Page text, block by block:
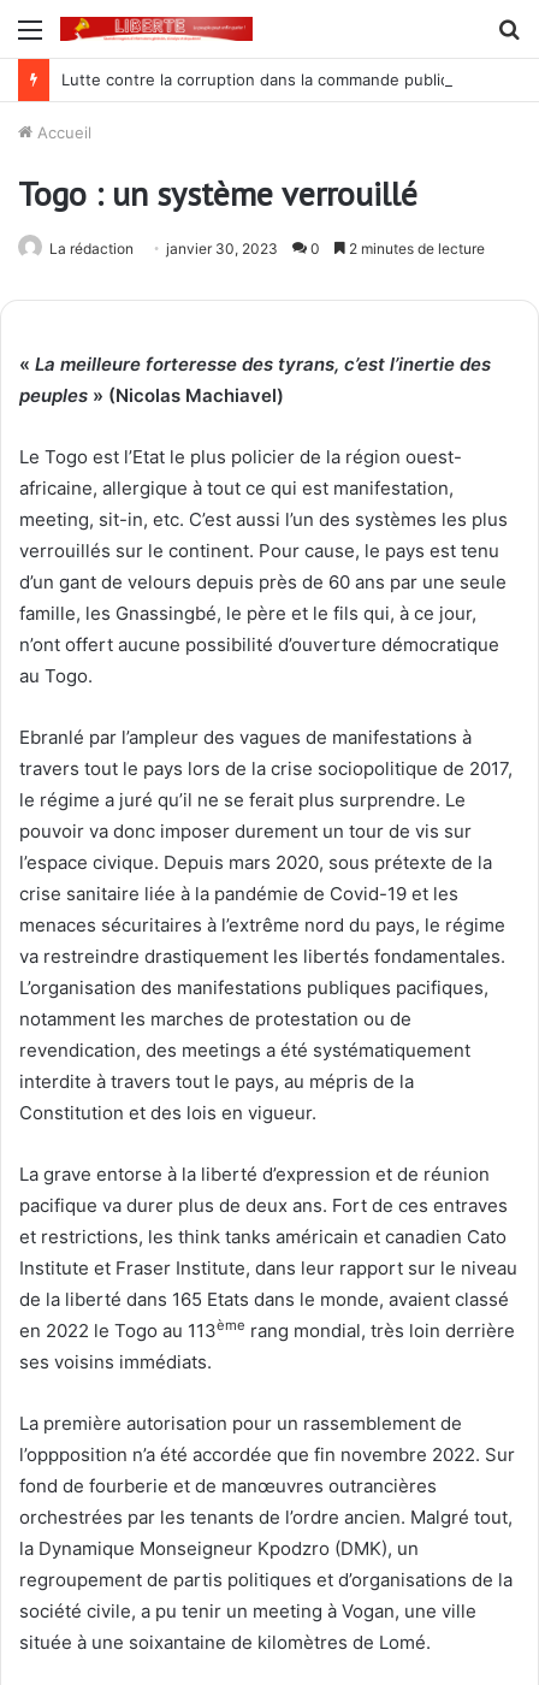
Menu
Accueil
Togo : un système verrouillé
La rédaction janvier 30, 2023 0 2 minutes de lecture
« La meilleure forteresse des tyrans, c’est l’inertie des
peuples » (Nicolas Machiavel)
Le Togo est l’Etat le plus policier de la région ouest-
africaine, allergique à tout ce qui est manifestation,
meeting, sit-in, etc. C’est aussi l’un des systèmes les plus
verrouillés sur le continent. Pour cause, le pays est tenu
d’un gant de velours depuis près de 60 ans par une seule
famille, les Gnassingbé, le père et le fils qui, à ce jour,
n’ont offert aucune possibilité d’ouverture démocratique
au Togo.
Ebranlé par l’ampleur des vagues de manifestations à
travers tout le pays lors de la crise sociopolitique de 2017,
le régime a juré qu’il ne se ferait plus surprendre. Le
pouvoir va donc imposer durement un tour de vis sur
l’espace civique. Depuis mars 2020, sous prétexte de la
crise sanitaire liée à la pandémie de Covid-19 et les
menaces sécuritaires à l’extrême nord du pays, le régime
va restreindre drastiquement les libertés fondamentales.
L’organisation des manifestations publiques pacifiques,
notamment les marches de protestation ou de
revendication, des meetings a été systématiquement
interdite à travers tout le pays, au mépris de la
Constitution et des lois en vigueur.
La grave entorse à la liberté d’expression et de réunion
pacifique va durer plus de deux ans. Fort de ces entraves
et restrictions, les think tanks américain et canadien Cato
Institute et Fraser Institute, dans leur rapport sur le niveau
de la liberté dans 165 Etats dans le monde, avaient classé
en 2022 le Togo au 113ème rang mondial, très loin derrière
ses voisins immédiats.
La première autorisation pour un rassemblement de
l’oppposition n’a été accordée que fin novembre 2022. Sur
fond de fourberie et de manœuvres outrancières
orchestrées par les tenants de l’ordre ancien. Malgré tout,
la Dynamique Monseigneur Kpodzro (DMK), un
regroupement de partis politiques et d’organisations de la
société civile, a pu tenir un meeting à Vogan, une ville
située à une soixantaine de kilomètres de Lomé.